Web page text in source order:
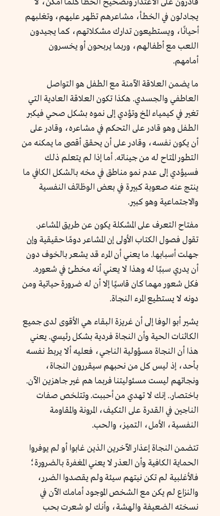
يجادلون في الخطأ، مشاعرهم تظهر عليهم، وتغلبهم
أحيانًا، ويستطيعون تدارك مشكلاتهم، كما يجيدون
اللعب مع أطفالهم، وربما يربحون أو يخسرون
أمامهم.
ما يضمن العلاقة الآمنة مع الطفل هو التواصل
العاطفي والجسدي. هكذا تكون العلاقة العادية التي
تغير في كيمياء المخ وتؤدي إلى نموه بشكل صحي فيكبر
الطفل وهو قادر على التحكم في مشاعره، وقادر على
أن يكون نفسه، وقادر على أن يحقق أقصى ما يمكنه من
التطور المتاح له من جيناته. أما إذا لم يتعلم ذلك
فسيؤدي إلى عدم نمو مناطق في مخه بالشكل الكافي ما
ينتج عنه صعوبة كبيرة في بعض الوظائف النفسية
والاجتماعية وهو كبير.
مفتاح التعرف على المشكلة يكون عن طريق المشاعر.
تقول فصول الكتاب الأولى إن المشاعر دومًا حقيقية وإن
جهلت أسبابها. ما يعني أن المرء قد يشعر بالخوف دون
أن يدري سببًا له وهذا لا يعني أنه مخطئ في شعوره.
فكل شعور مهما كان قاسيًا إلا أن له ضرورة حياتية ومن
دونه لا يستطيع المرء النجاة.
يشير أبو الوفا إلى أن غريزة البقاء هي الأقوى لدى جميع
الكائنات الحية وأن النجاة فردية بشكل رئيسي. يعني
هذا أن النجاة مسؤولية الناجي، فعليه ألا يربط نفسه
بأحد، إذ ليس كل من نحبهم سيقررون النجاة،
ونجاتهم ليست مسئوليتنا فربما هم غير جاهزين الآن.
باختصار.. إنك لا تهدي من أحببت. وتتلخص صفات
الناجين في القدرة على التكيف، المرونة والمقاومة
النفسية، الأمل، التميز، والحب.
تتضمن النجاة إعذار الآخرين الذين غابوا أو لم يوفروا
الحماية الكافية وأن العذر لا يعني المغفرة بالضرورة؛
فالأغلبية لم تكن نيتهم سيئة ولم يقصدوا الضرر،
والنزاع لم يكن مع الشخص الموجود أمامك الآن في
نسخته الضعيفة والهشة، وأنك لو شعرت بحب